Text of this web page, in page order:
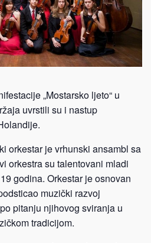
„Mostarsko ljeto“ u
uvrstili su i nastup
orkestar je vrhunski ansambl sa
orkestra su talentovani mladi
godina. Orkestar je osnovan
muzički razvoj
pitanju njihovog sviranja u
tradicijom.